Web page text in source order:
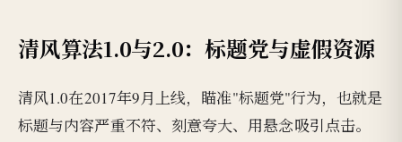
清风算法1.0与2.0：标题党与虚假资源
清风1.0在2017年9月上线，瞄准"标题党"行为，也就是
标题与内容严重不符、刻意夸大、用悬念吸引点击。